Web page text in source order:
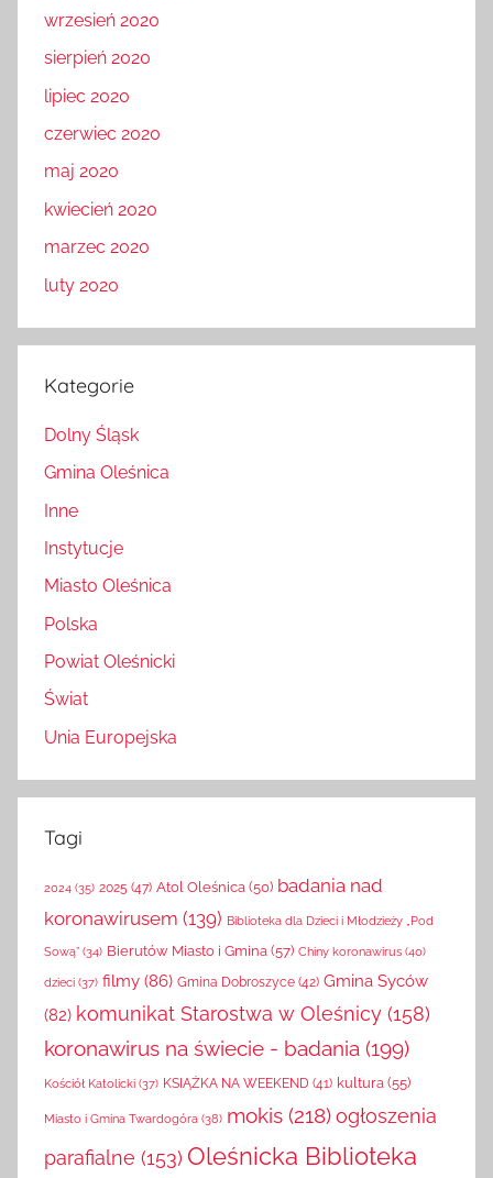
wrzesień 2020
sierpień 2020
lipiec 2020
czerwiec 2020
maj 2020
kwiecień 2020
marzec 2020
luty 2020
Kategorie
Dolny Śląsk
Gmina Oleśnica
Inne
Instytucje
Miasto Oleśnica
Polska
Powiat Oleśnicki
Świat
Unia Europejska
Tagi
2024 (35) 2025 (47) Atol Oleśnica (50) badania nad
koronawirusem (139) Biblioteka dla Dzieci i Młodzieży „Pod
Sową” (34) Bierutów Miasto i Gmina (57) Chiny koronawirus (40)
dzieci (37) filmy (86) Gmina Dobroszyce (42) Gmina Syców
(82) komunikat Starostwa w Oleśnicy (158)
koronawirus na świecie - badania (199)
Kościół Katolicki (37) KSIĄŻKA NA WEEKEND (41) kultura (55)
Miasto i Gmina Twardogóra (38) mokis (218)ogłoszenia
parafialne (153) Oleśnicka Biblioteka